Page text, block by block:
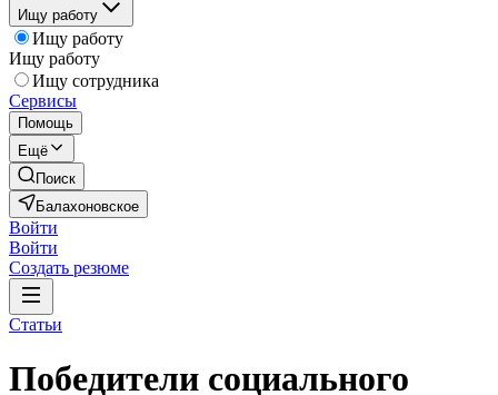
Ищу работу
Ищу работу
Ищу работу
Ищу сотрудника
Сервисы
Помощь
Ещё
Поиск
Балахоновское
Войти
Войти
Создать резюме
Статьи
Победители социального